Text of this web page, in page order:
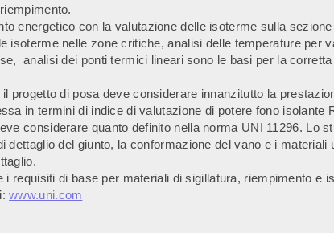
energetico con la valutazione delle isoterme sulla
isoterme nelle zone critiche, analisi delle temperature per
analisi dei ponti termici lineari sono le basi per la
progetto di posa deve considerare innanzitutto la
in termini di indice di valutazione di potere fono isolante
considerare quanto definito nella norma UNI 11296. Lo
dettaglio del giunto, la conformazione del vano e i materiali
requisiti di base per materiali di sigillatura, riempimento e
www.uni.com